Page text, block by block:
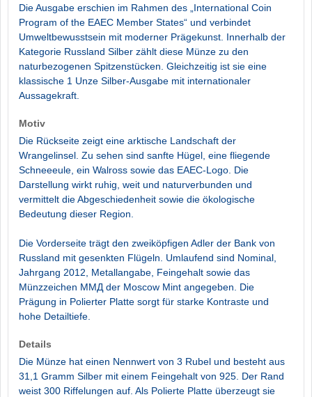
Die Ausgabe erschien im Rahmen des „International Coin
Program of the EAEC Member States“ und verbindet
Umweltbewusstsein mit moderner Prägekunst. Innerhalb der
Kategorie Russland Silber zählt diese Münze zu den
naturbezogenen Spitzenstücken. Gleichzeitig ist sie eine
klassische 1 Unze Silber-Ausgabe mit internationaler
Aussagekraft.
Motiv
Die Rückseite zeigt eine arktische Landschaft der
Wrangelinsel. Zu sehen sind sanfte Hügel, eine fliegende
Schneeeule, ein Walross sowie das EAEC-Logo. Die
Darstellung wirkt ruhig, weit und naturverbunden und
vermittelt die Abgeschiedenheit sowie die ökologische
Bedeutung dieser Region.
Die Vorderseite trägt den zweiköpfigen Adler der Bank von
Russland mit gesenkten Flügeln. Umlaufend sind Nominal,
Jahrgang 2012, Metallangabe, Feingehalt sowie das
Münzzeichen ММД der Moscow Mint angegeben. Die
Prägung in Polierter Platte sorgt für starke Kontraste und
hohe Detailtiefe.
Details
Die Münze hat einen Nennwert von 3 Rubel und besteht aus
31,1 Gramm Silber mit einem Feingehalt von 925. Der Rand
weist 300 Riffelungen auf. Als Polierte Platte überzeugt sie